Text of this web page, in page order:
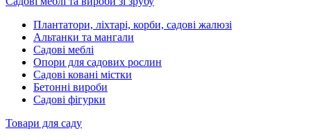
Плантатори, ліхтарі, корби, садові жалюзі
Альтанки та мангали
Садові меблі
Опори для садових рослин
Садові ковані містки
Бетонні вироби
Садові фігурки
Товари для саду